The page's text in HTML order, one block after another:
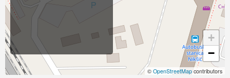
+
−
© OpenStreetMap contributors